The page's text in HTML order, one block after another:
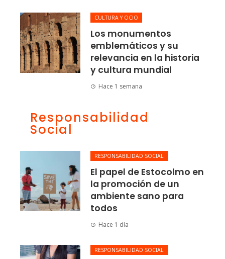
CULTURA Y OCIO
Los monumentos
emblemáticos y su
relevancia en la historia
y cultura mundial
Hace 1 semana
Responsabilidad
Social
RESPONSABILIDAD SOCIAL
El papel de Estocolmo en
la promoción de un
ambiente sano para
todos
Hace 1 día
RESPONSABILIDAD SOCIAL